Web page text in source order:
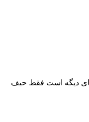
دیگه است فقط حیف